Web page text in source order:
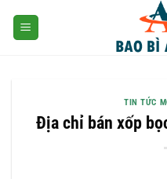
TIN TỨC
Địa chỉ bán xốp